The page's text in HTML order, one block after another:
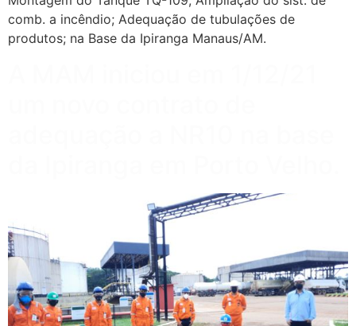
comb. a incêndio; Adequação de tubulações de
produtos; na Base da Ipiranga Manaus/AM.